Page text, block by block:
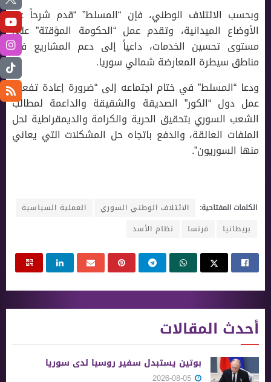
وبحسب الائتلاف الوطني، فإن “المسلط” “قدم شرحاً عن
الأوضاع الميدانية، وتقدم عمل “الحكومة المؤقتة” على
مستوى تحسين الخدمات، داعياً إلى دعم المشاريع في
مناطق سيطرة المعارضة شمالي سوريا.
ودعا “المسلط” في ختام اجتماعه إلى “ضرورة إعادة تفعيل
عمل دول “الكور” الصديقة والشقيقة والداعمة لمطالب
الشعب السوري بتحقيق الحرية والكرامة والديمقراطية لحل
الملفات العالقة، والدفع باتجاه حل المشكلات التي يعاني
منها السوريون”.
الكلمات المفتاحية: الائتلاف الوطني السوري
العملية السياسية
بريطانيا
فرنسا نظام الأسد
أحدث المقالات
بوتين يستبدل سفير روسيا لدى سوريا